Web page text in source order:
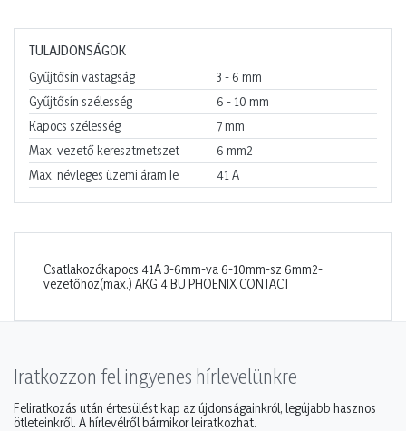
TULAJDONSÁGOK
Gyűjtősín vastagság
3 - 6 mm
Gyűjtősín szélesség
6 - 10 mm
Kapocs szélesség
7 mm
Max. vezető keresztmetszet
6 mm2
Max. névleges üzemi áram Ie
41 A
Csatlakozókapocs 41A 3-6mm-va 6-10mm-sz 6mm2-
vezetőhöz(max.) AKG 4 BU PHOENIX CONTACT
Iratkozzon fel ingyenes hírlevelünkre
Feliratkozás után értesülést kap az újdonságainkról, legújabb hasznos
ötleteinkről. A hírlevélről bármikor leiratkozhat.